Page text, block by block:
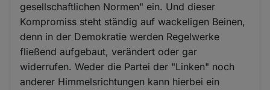
gesellschaftlichen Normen" ein. Und dieser
Kompromiss steht ständig auf wackeligen Beinen,
denn in der Demokratie werden Regelwerke
fließend aufgebaut, verändert oder gar
widerrufen. Weder die Partei der "Linken" noch
anderer Himmelsrichtungen kann hierbei ein